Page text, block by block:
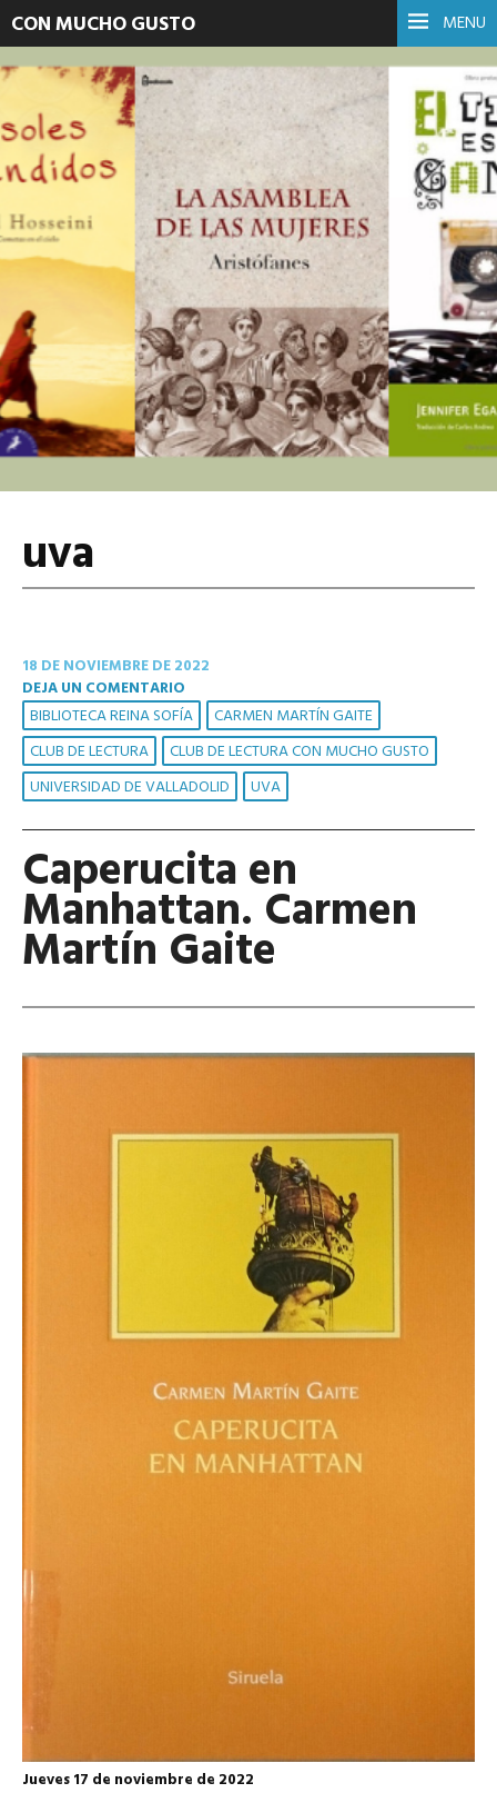
MENU
CON MUCHO GUSTO
uva
18 DE NOVIEMBRE DE 2022
DEJA UN COMENTARIO
BIBLIOTECA REINA SOFÍA
CARMEN MARTÍN GAITE
CLUB DE LECTURA
CLUB DE LECTURA CON MUCHO GUSTO
UNIVERSIDAD DE VALLADOLID
UVA
Caperucita en
Manhattan. Carmen
Martín Gaite
Jueves 17 de noviembre de 2022